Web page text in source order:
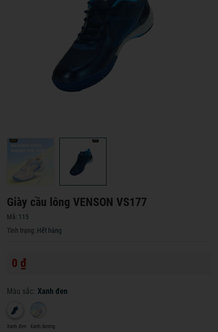
Giày cầu lông VENSON VS177
Mã: 115
Tình trạng: Hết hàng
0 ₫
Màu sắc: Xanh đen
Xanh đen Xanh dương